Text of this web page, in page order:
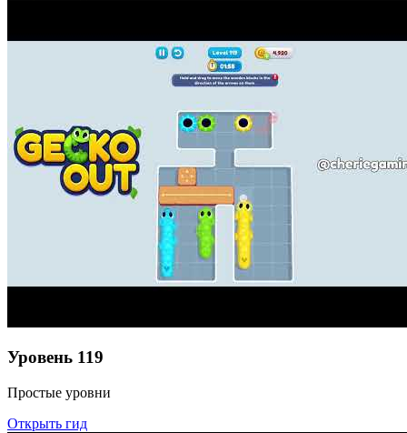
Уровень 119
Простые уровни
Открыть гид